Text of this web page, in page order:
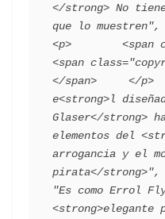
</strong> No
que lo muestren",
<p>        <span
<span
</span>     </p>
e<strong>l
Glaser</strong>
elementos del
arrogancia y el
pirata</strong>",
"Es como Errol
<strong>elegante